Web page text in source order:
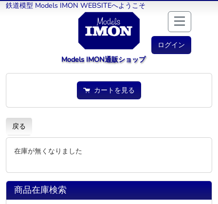
鉄道模型 Models IMON WEBSITEへようこそ
ログイン
Models IMON通販ショップ
カートを見る
戻る
在庫が無くなりました
商品在庫検索